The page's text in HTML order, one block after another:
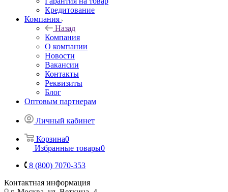
Кредитование
Компания
Назад
Компания
О компании
Новости
Вакансии
Контакты
Реквизиты
Блог
Оптовым партнерам
Личный кабинет
Корзина0
Избранные товары0
8 (800) 7070-353
Контактная информация